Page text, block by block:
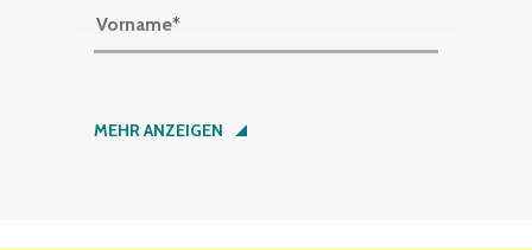
Vorname*
Nachname*
MEHR ANZEIGEN